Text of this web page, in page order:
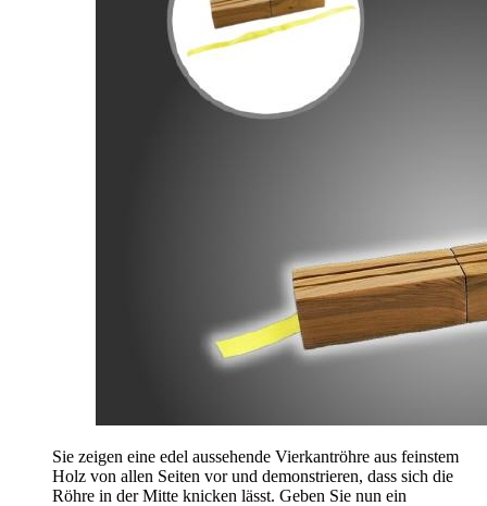
Sie zeigen eine edel aussehende Vierkantröhre aus feinstem
Holz von allen Seiten vor und demonstrieren, dass sich die
Röhre in der Mitte knicken lässt. Geben Sie nun ein